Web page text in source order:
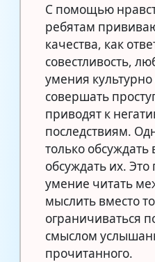
С помощью
ребятам
качества, как
совестливость,
умения
совершать
приводят к
последствиям.
только
обсуждать их.
умение читать
мыслить вместо
ограничиваться
смыслом
прочитанного.